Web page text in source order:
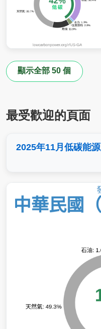
顯示全部 50 個
最受歡迎的頁面
2025年11月低碳能